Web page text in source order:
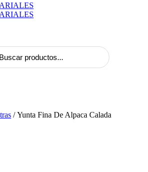
/ Yunta Fina De Alpaca Calada